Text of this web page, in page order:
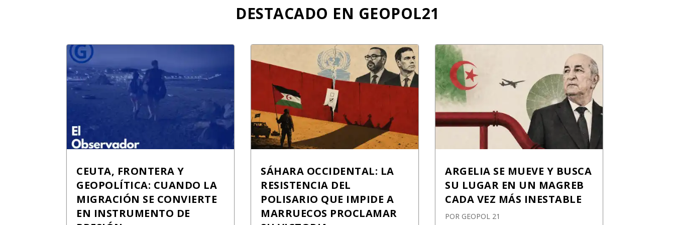
DESTACADO EN GEOPOL21
CEUTA, FRONTERA Y
GEOPOLÍTICA: CUANDO LA
MIGRACIÓN SE CONVIERTE
EN INSTRUMENTO DE
SÁHARA OCCIDENTAL: LA
RESISTENCIA DEL
POLISARIO QUE IMPIDE A
MARRUECOS PROCLAMAR
ARGELIA SE MUEVE Y BUSCA
SU LUGAR EN UN MAGREB
CADA VEZ MÁS INESTABLE
POR GEOPOL 21